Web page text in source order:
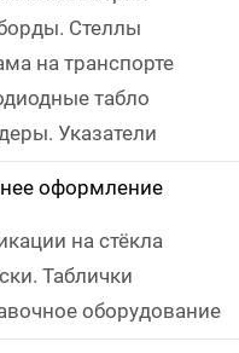
Стеллы
на транспорте
табло
Указатели
оформление
на стёкла
Таблички
оборудование